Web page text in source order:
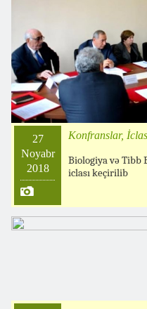
27
Noyabr
2018
Konfranslar,
Biologiya və Tibb
iclası keçirilib